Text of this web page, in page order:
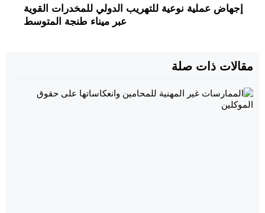
إجهاض عملية نوعية للتهريب الدولي للمخدرات القوية
عبر ميناء طنجة المتوسط
مقالات ذات صلة